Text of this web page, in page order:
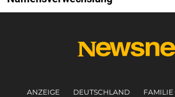
ANZEIGE DEUTSCHLAND FAMILIE